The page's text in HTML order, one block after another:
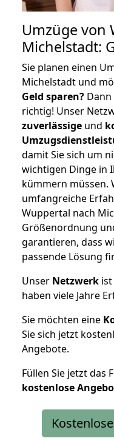
Umzüge von
Michelstadt:
Sie planen einen
Michelstadt und
Geld sparen?
richtig! Unser
zuverlässige und
damit Sie sich um
wichtigen Dinge in
kümmern müssen.
umfangreiche
Wuppertal nach
Größenordnung
garantieren, dass
passende Lösung
Unser Netzwerk
haben viele Jahre
Sie möchten eine
Sie sich jetzt
Angebote.
Füllen Sie jetzt das
kostenlose